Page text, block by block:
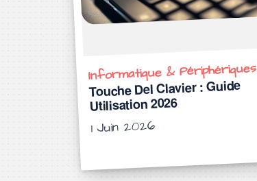
Informatique & Périphériques
Touche Del Clavier : Guide
Utilisation 2026
1 Juin 2026